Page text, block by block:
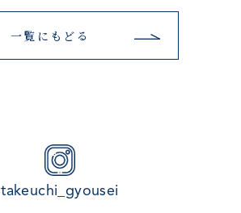
一覧にもどる
takeuchi_gyousei